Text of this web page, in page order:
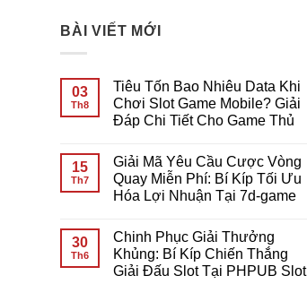
BÀI VIẾT MỚI
03
Th8
Tiêu Tốn Bao Nhiêu Data Khi
Chơi Slot Game Mobile? Giải
Đáp Chi Tiết Cho Game Thủ
bình
luận
ở
Tiêu
Nhiêu
Data
Khi
Chơi
Slot
15
Th7
Giải Mã Yêu Cầu Cược Vòng
Quay Miễn Phí: Bí Kíp Tối Ưu
Hóa Lợi Nhuận Tại 7d-game
bình
luận
ở
Giải
30
Th6
Chinh Phục Giải Thưởng
Khủng: Bí Kíp Chiến Thắng
Giải Đấu Slot Tại PHPUB Slot